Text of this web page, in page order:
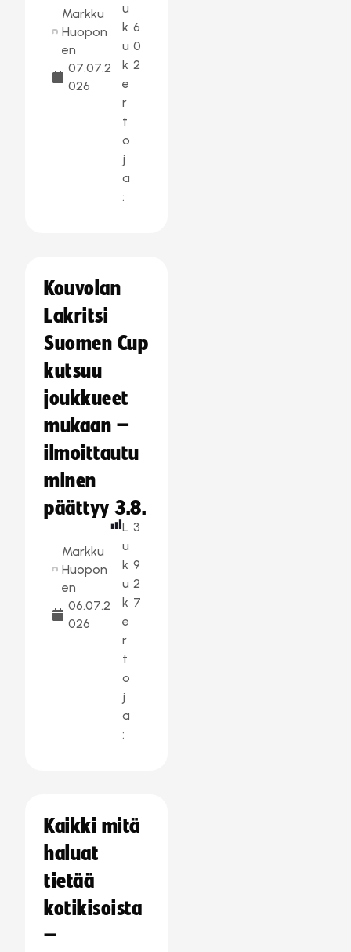
Markku
Huopon
en
07.07.2
026
u
k
u
k
e
r
t
o
j
a
:
6
0
2
Kouvolan
Lakritsi
Suomen Cup
kutsuu
joukkueet
mukaan –
ilmoittautu
minen
päättyy 3.8.
Markku
Huopon
en
06.07.2
026
L
u
k
u
k
e
r
t
o
j
a
:
3
9
2
7
Kaikki mitä
haluat
tietää
kotikisoista
–